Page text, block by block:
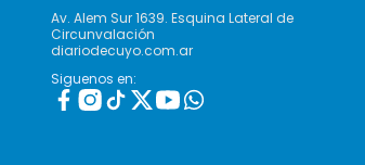
Av. Alem Sur 1639. Esquina Lateral de
Circunvalación
diariodecuyo.com.ar
Siguenos en: